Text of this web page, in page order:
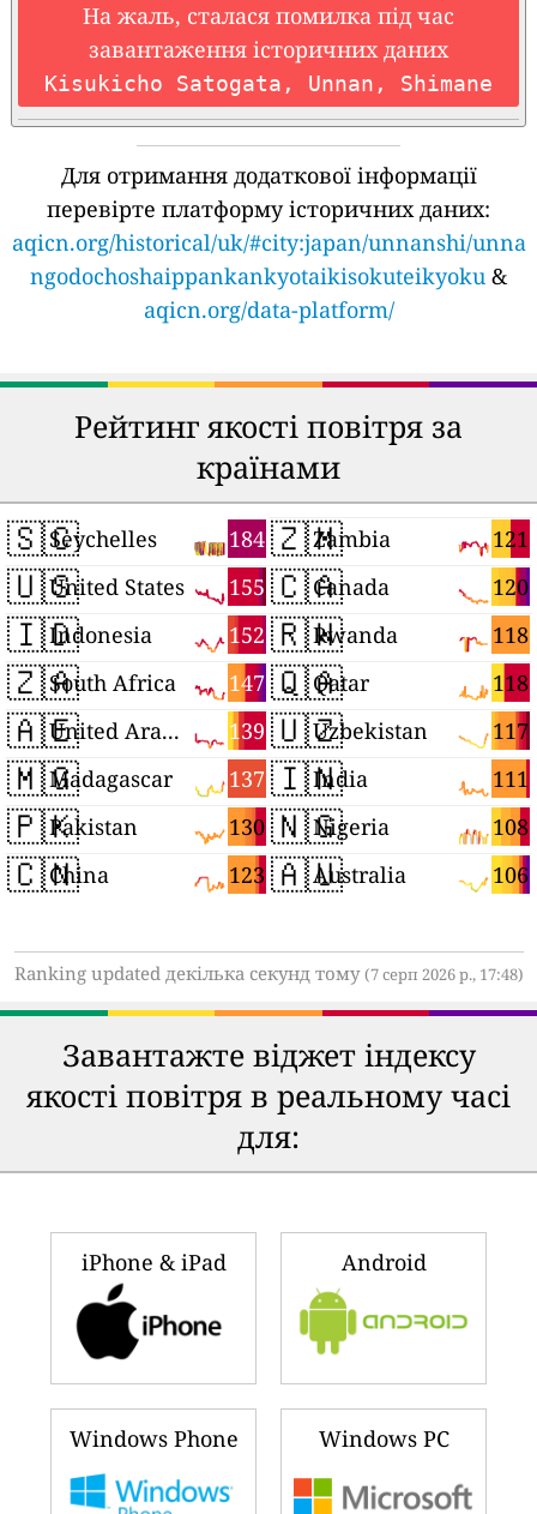
На жаль, сталася помилка під час
завантаження історичних даних
Kisukicho Satogata, Unnan, Shimane
Для отримання додаткової інформації
перевірте платформу історичних даних:
aqicn.org/historical/uk/#city:japan/unnanshi/unna
ngodochoshaippankankyotaikisokuteikyoku &
aqicn.org/data-platform/
Рейтинг якості повітря за
країнами
🇸🇨 184
Seychelles
🇺🇸 155
United States
🇮🇩 152
Indonesia
🇿🇦 147
South Africa
🇦🇪 139
United Arab Emirates
🇲🇬 137
Madagascar
🇵🇰 130
Pakistan
🇨🇳 123
China
🇿🇲 121
Zambia
🇨🇦 120
Canada
🇷🇼 118
Rwanda
🇶🇦 118
Qatar
🇺🇿 117
Uzbekistan
🇮🇳 111
India
🇳🇬 108
Nigeria
🇦🇺 106
Australia
Ranking updated декілька секунд тому(7 серп 2026 р., 17:48)
Завантажте віджет індексу
якості повітря в реальному часі
для:
iPhone & iPad Android
Windows Phone Windows PC